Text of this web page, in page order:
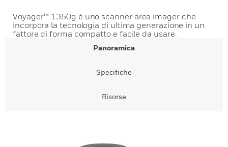
Voyager™ 1350g è uno scanner area imager che
incorpora la tecnologia di ultima generazione in un
fattore di forma compatto e facile da usare.
Panoramica
Specifiche
Risorse